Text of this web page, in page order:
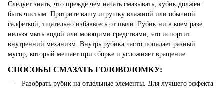
Следует знать, что прежде чем начать смазывать, кубик должен
быть чистым. Протрите вашу игрушку влажной или обычной
салфеткой, тщательно избавьтесь от пыли. Рубик ни в коем разе
нельзя мыть водой или моющими средствами, это испортит
внутренний механизм. Внутрь рубика часто попадает разный
мусор, который мешает при сборке и усложняет вращение.
СПОСОБЫ СМАЗАТЬ ГОЛОВОЛОМКУ:
Разобрать рубик на отдельные элементы. Для лучшего эффекта